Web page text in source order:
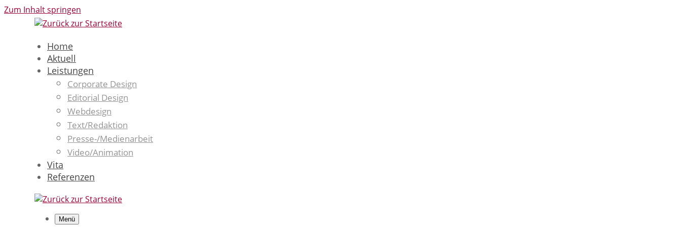
Zum Inhalt springen
Home
Aktuell
Leistungen
Corporate Design
Editorial Design
Webdesign
Text/Redaktion
Presse-/Medienarbeit
Video/Animation
Vita
Referenzen
Menü